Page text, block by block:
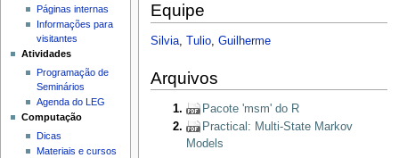
Equipe
Silvia, Tulio, Guilherme
Arquivos
Pacote 'msm' do R
Practical: Multi-State Markov
Models
Páginas internas
Informações para
visitantes
Atividades
Programação de
Seminários
Agenda do LEG
Computação
Dicas
Materiais e cursos